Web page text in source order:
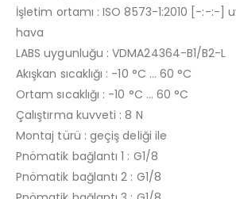
İşletim ortamı : ISO 8573-1:2010 [-:-:-]
hava
LABS uygunluğu : VDMA24364-B1/B2-L
Akışkan sıcaklığı : -10 °C … 60 °C
Ortam sıcaklığı : -10 °C … 60 °C
Çalıştırma kuvveti : 8 N
Montaj türü : geçiş deliği ile
Pnömatik bağlantı 1 : G1/8
Pnömatik bağlantı 2 : G1/8